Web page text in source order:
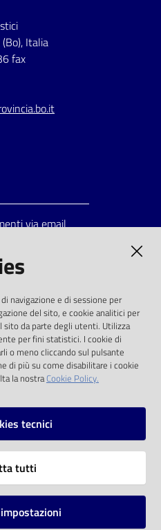
Italia
fax
via email
dalla direttiva
d.lgs. 36/2006
navigazione e di sessione per
del sito, e cookie analitici per
sito da parte degli utenti. Utilizza
per fini statistici. I cookie di
o meno cliccando sul pulsante
di più su come disabilitare i cookie
la nostraCookie Policy.
tecnici
tutti